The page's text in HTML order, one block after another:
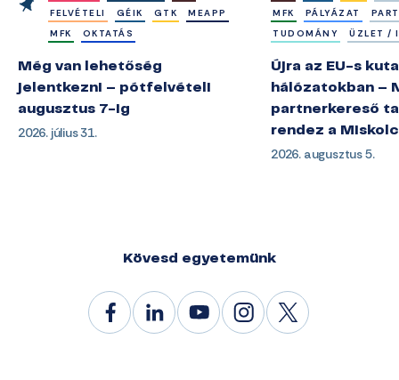
FELVÉTELI
GÉIK GTK
MEAPP
MFK
OKTATÁS
Még van lehetőség
jelentkezni – pótfelvételi
augusztus 7-ig
2026. július 31.
MFK
PÁLYÁZAT
TUDOMÁNY
ÜZLET /
Újra az EU-s
hálózatokban –
partnerkereső
rendez a
2026. augusztus 5.
Kövesd egyetemünk